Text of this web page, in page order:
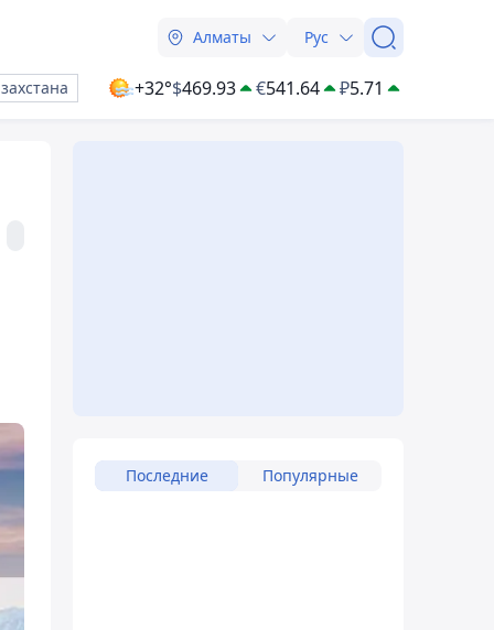
Алматы Рус
+32°$469.93 €541.64 ₽5.71
Последние Популярные